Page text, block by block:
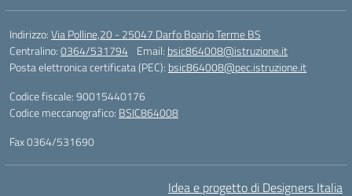
Indirizzo:Via Polline,20 - 25047 Darfo Boario Terme BS
Centralino:0364/531794 Email: bsic864008@istruzione.it
Posta elettronica certificata (PEC): bsic864008@pec.istruzione.it
Codice fiscale: 90015440176
Codice meccanografico: BSIC864008
Fax 0364/531690
Idea e progetto di Designers Italia